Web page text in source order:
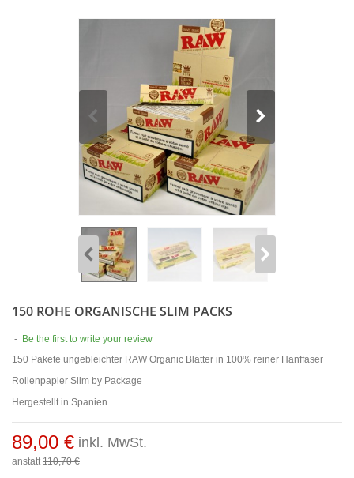
150 ROHE ORGANISCHE SLIM PACKS
- Be the first to write your review
150 Pakete ungebleichter RAW Organic Blätter in 100% reiner Hanffaser
Rollenpapier Slim by Package
Hergestellt in Spanien
89,00 € inkl. MwSt.
anstatt110,70 €